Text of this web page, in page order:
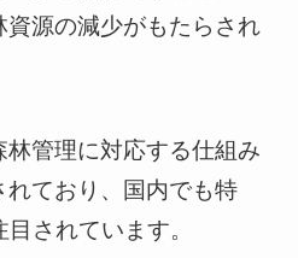
源の減少がもたらされ
管理に対応する仕組み
ており、国内でも特
されています。